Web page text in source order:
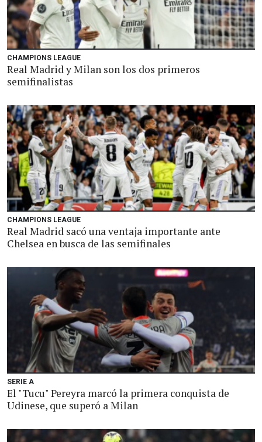
CHAMPIONS LEAGUE
Real Madrid y Milan son los dos primeros
semifinalistas
CHAMPIONS LEAGUE
Real Madrid sacó una ventaja importante ante
Chelsea en busca de las semifinales
SERIE A
El "Tucu" Pereyra marcó la primera conquista de
Udinese, que superó a Milan